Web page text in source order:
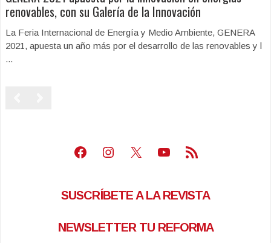
renovables, con su Galería de la Innovación
La Feria Internacional de Energía y Medio Ambiente, GENERA
2021, apuesta un año más por el desarrollo de las renovables y l
...
Facebook
Instagram
X Youtube
Feed RSS
SUSCRÍBETE A LA REVISTA
NEWSLETTER TU REFORMA